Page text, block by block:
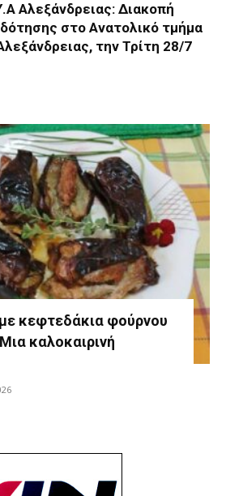
Αλεξάνδρειας: Διακοπή
στο Ανατολικό τμήμα
την Τρίτη 28/7
κεφτεδάκια φούρνου
καλοκαιρινή